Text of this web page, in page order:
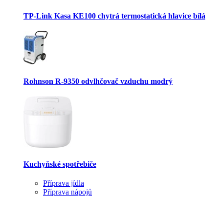
TP-Link Kasa KE100 chytrá termostatická hlavice bílá
Rohnson R-9350 odvlhčovač vzduchu modrý
Kuchyňské spotřebiče
Příprava jídla
Příprava nápojů